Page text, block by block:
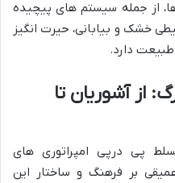
از جمله سیستم های پیچیده
خشک و بیابانی، حیرت انگیز
دارد.
از آشوریان تا
پی درپی امپراتوری های
بر فرهنگ و ساختار این